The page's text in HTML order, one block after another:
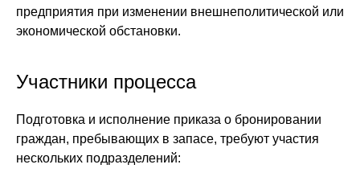
предприятия при изменении внешнеполитической или
экономической обстановки.
Участники процесса
Подготовка и исполнение приказа о бронировании
граждан, пребывающих в запасе, требуют участия
нескольких подразделений: